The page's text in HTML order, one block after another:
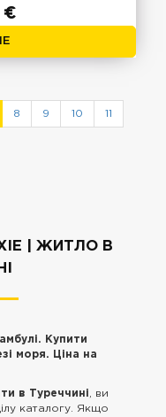
€
8 9 10 11
| ЖИТЛО В
Купити
моря. Ціна на
в Туреччині, ви
каталогу. Якщо